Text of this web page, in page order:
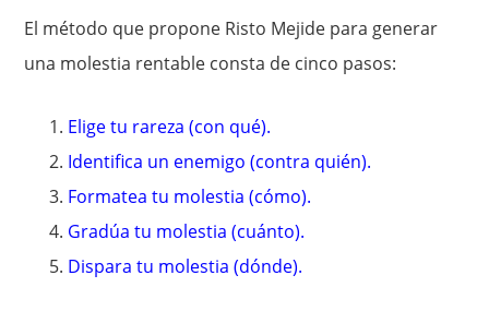
El método que propone Risto Mejide para generar
una molestia rentable consta de cinco pasos:
Elige tu rareza (con qué).
Identifica un enemigo (contra quién).
Formatea tu molestia (cómo).
Gradúa tu molestia (cuánto).
Dispara tu molestia (dónde).